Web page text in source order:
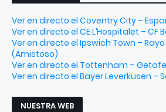
Ver en directo el Coventry City –
Ver en directo el CE L’Hospitalet –
Ver en directo el Ipswich Town –
(Amistoso)
Ver en directo el Tottenham –
Ver en directo el Bayer Leverkusen –
NUESTRA WEB